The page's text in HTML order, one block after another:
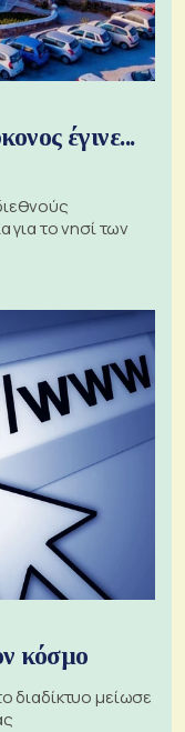
έγινε...
για το νησί των
κόσμο
διαδίκτυο μείωσε